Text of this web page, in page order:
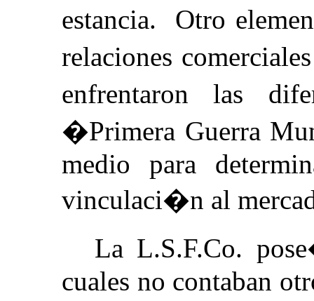
estancia. Otro
relaciones
enfrentaron las
�Primera Guerra
medio para
vinculaci�n al
La L.S.F.Co.
cuales no contaban